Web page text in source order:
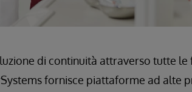
di continuità attraverso tutte
fornisce piattaforme ad alte